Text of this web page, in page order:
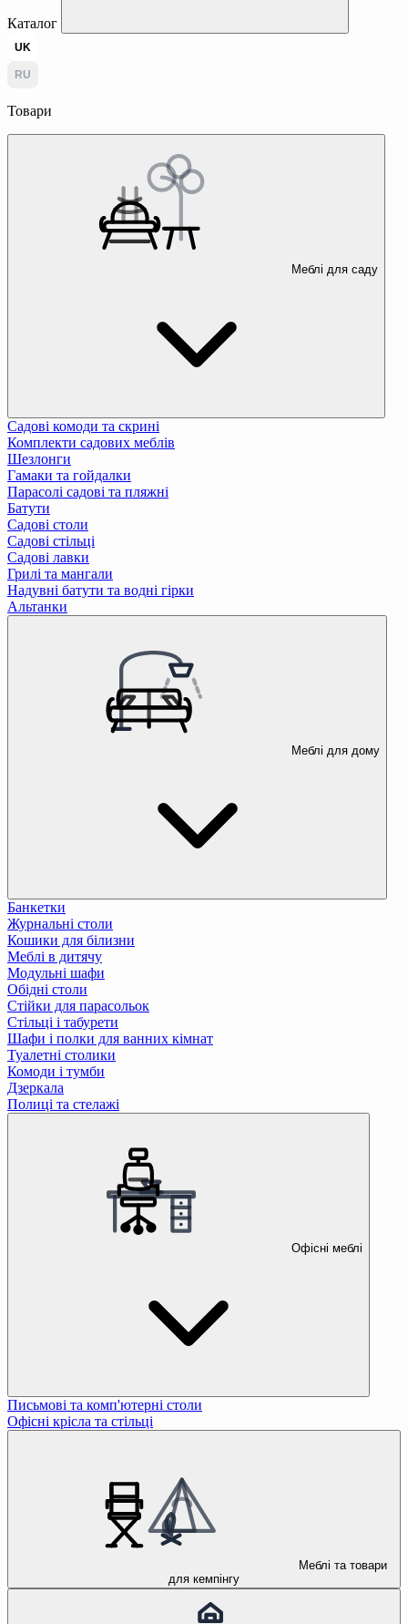
Каталог
UK
RU
Товари
Меблі для саду
Садові комоди та скрині
Комплекти садових меблів
Шезлонги
Гамаки та гойдалки
Парасолі садові та пляжні
Батути
Садові столи
Садові стільці
Садові лавки
Грилі та мангали
Надувні батути та водні гірки
Альтанки
Меблі для дому
Банкетки
Журнальні столи
Кошики для білизни
Меблі в дитячу
Модульні шафи
Обідні столи
Стійки для парасольок
Стільці і табурети
Шафи і полки для ванних кімнат
Туалетні столики
Комоди і тумби
Дзеркала
Полиці та стелажі
Офісні меблі
Письмові та комп'ютерні столи
Офісні крісла та стільці
Меблі та товари
для кемпінгу